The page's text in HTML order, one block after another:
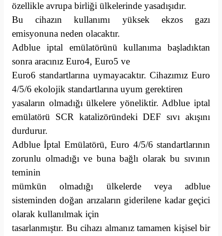
özellikle avrupa birliği ülkelerinde yasadışıdır.
Bu cihazın kullanımı yüksek ekzos gazı
emisyonuna neden olacaktır.
Adblue iptal emülatörünü kullanıma başladıktan
sonra aracınız Euro4, Euro5 ve
Euro6 standartlarına uymayacaktır. Cihazımız Euro
4/5/6 ekolojik standartlarına uyum gerektiren
yasaların olmadığı ülkelere yöneliktir. Adblue iptal
emülatörü SCR katalizöründeki DEF sıvı akışını
durdurur.
Adblue İptal Emülatörü, Euro 4/5/6 standartlarının
zorunlu olmadığı ve buna bağlı olarak bu sıvının
teminin
mümkün olmadığı ülkelerde veya adblue
sisteminden doğan arızaların giderilene kadar geçici
olarak kullanılmak için
tasarlanmıştır. Bu cihazı almanız tamamen kişisel bir